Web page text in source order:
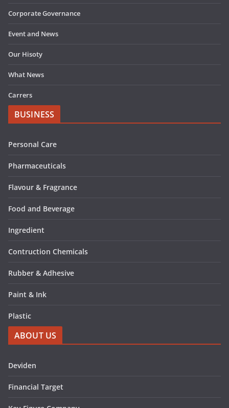
Corporate Governance
Event and News
Our Hisoty
What News
Carrers
BUSINESS
Personal Care
Pharmaceuticals
Flavour & Fragrance
Food and Beverage
Ingredient
Contruction Chemicals
Rubber & Adhesive
Paint & Ink
Plastic
ABOUT US
Deviden
Financial Target